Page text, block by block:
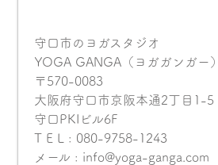
守口市のヨガスタジオ
YOGA GANGA（ヨガガンガー）
〒570-0083
大阪府守口市京阪本通2丁目1-5
守口PKIビル6F
T E L : 080-9758-1243
メール : info@yoga-ganga.com